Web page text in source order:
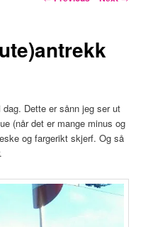
Dette er sånn jeg ser ut
(når det er mange minus og
og fargerikt skjerf. Og så